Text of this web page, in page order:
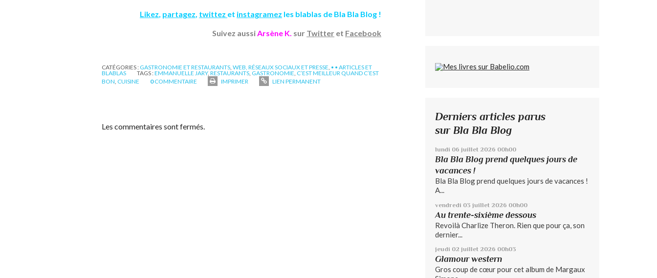
Likez partagez twittez et instagramez les blablas de Bla Bla Blog !
Suivez aussi Arsène K. sur Twitter et Facebook
CATÉGORIES : GASTRONOMIE ET RESTAURANTS WEB, RÉSEAUX SOCIAUX ET PRESSE • • ARTICLES ET
BLABLAS
TAGS :EMMANUELLE JARY, RESTAURANTS GASTRONOMIE C’EST MEILLEUR QUAND C’EST
BON, CUISINE 0 COMMENTAIRE IMPRIMER LIEN PERMANENT
Les commentaires sont fermés.
Derniers articles parus
sur Bla Bla Blog
lundi 06 juillet 2026 00h00
Bla Bla Blog prend quelques jours de
vacances !
Bla Bla Blog prend quelques jours de vacances !
A...
vendredi 03 juillet 2026 00h00
Au trente-sixième dessous
Revoilà Charlize Theron. Rien que pour ça, son
dernier...
jeudi 02 juillet 2026 00h03
Glamour western
Gros coup de cœur pour cet album de Margaux